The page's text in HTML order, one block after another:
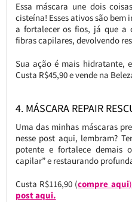
Essa máscara une dois
cisteína! Esses ativos são
a fortalecer os fios, já que a
fibras capilares, devolvendo
Sua ação é mais hidratante,
Custa R$45,90 e vende na
4. MÁSCARA REPAIR
Uma das minhas máscaras
nesse post aqui, lembram?
potente e fortalece demais
capilar” e restaurando
Custa R$116,90 (compre aqui)
post aqui.